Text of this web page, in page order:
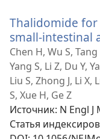
Thalidomide
small-intestinal
Chen H, Wu S,
Yang S, Li Z, Du Y,
Liu S, Zhong J, Li X,
S, Xue H, Ge Z
Источник‎: N Engl J
Статья